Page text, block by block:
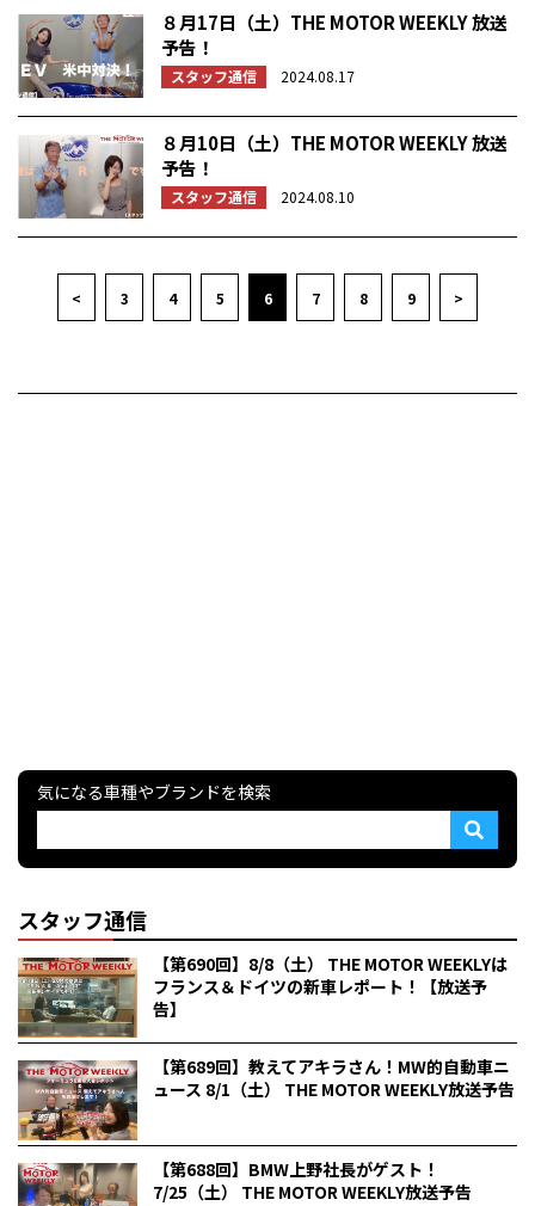
８月17日（土）THE MOTOR WEEKLY 放送
予告！
スタッフ通信 2024.08.17
８月10日（土）THE MOTOR WEEKLY 放送
予告！
スタッフ通信 2024.08.10
< 3 4 5 6 7 8 9 >
気になる車種やブランドを検索
スタッフ通信
【第690回】8/8（土） THE MOTOR WEEKLYは
フランス＆ドイツの新車レポート！【放送予
告】
【第689回】教えてアキラさん！MW的自動車ニ
ュース 8/1（土） THE MOTOR WEEKLY放送予告
【第688回】BMW上野社長がゲスト！
7/25（土） THE MOTOR WEEKLY放送予告